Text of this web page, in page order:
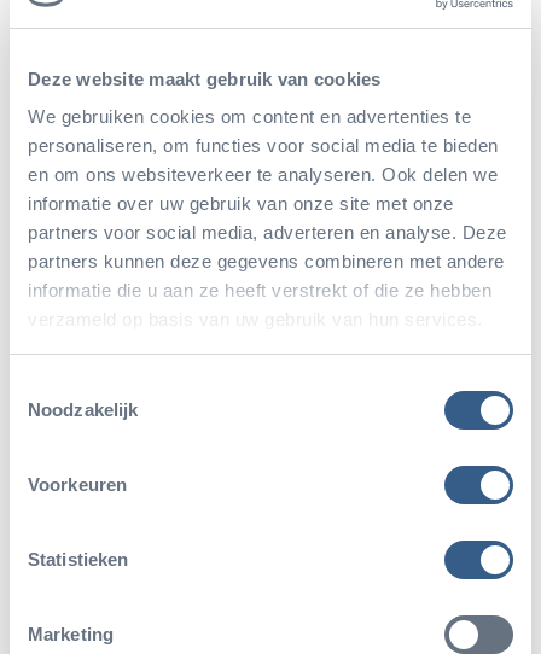
Deze website maakt gebruik van cookies
We gebruiken cookies om content en advertenties te
personaliseren, om functies voor social media te bieden
en om ons websiteverkeer te analyseren. Ook delen we
informatie over uw gebruik van onze site met onze
partners voor social media, adverteren en analyse. Deze
partners kunnen deze gegevens combineren met andere
informatie die u aan ze heeft verstrekt of die ze hebben
verzameld op basis van uw gebruik van hun services.
Noodzakelijk
Voorkeuren
Statistieken
Marketing
Die meisten Fische im Ocean fressen Fisch. Auf der
Speisekarte der Ocean-Bewohner stehen nur
Fische, die im „Viswijzer“ als unbedenklich
angeführt sind. Dies ist der niederländische
Einkaufsratgeber der Good Fish Foundation,
überfischten Fischarten als Futter!
Deel op WhatsApp
Kopieer link